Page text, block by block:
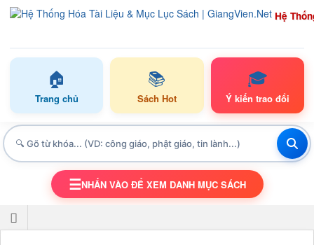
Hệ
🏠
Trang chủ
📚
Sách Hot
🎓
Ý kiến trao đổi
TOGGLE NAVIGATION
☰NHẤN VÀO ĐỂ XEM DANH MỤC SÁCH